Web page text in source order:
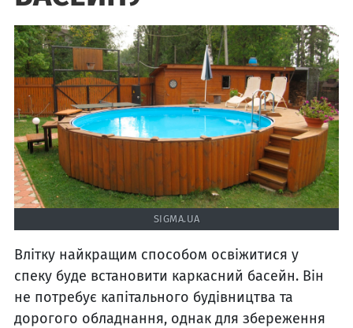
SIGMA.UA
Влітку найкращим способом освіжитися у
спеку буде встановити каркасний басейн. Він
не потребує капітального будівництва та
дорогого обладнання, однак для збереження